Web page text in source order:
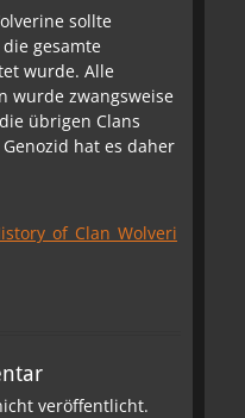
sollte
gesamte
wurde. Alle
wurde zwangsweise
übrigen Clans
hat es daher
veröffentlicht.